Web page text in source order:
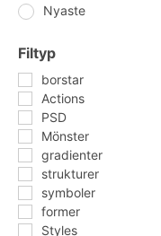
Nyaste
Filtyp
borstar
Actions
PSD
Mönster
gradienter
strukturer
symboler
former
Styles